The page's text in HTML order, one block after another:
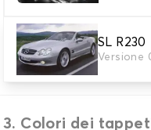
SL R230
Versione
2. Materiale
scegli il materiale del
3. Colori dei